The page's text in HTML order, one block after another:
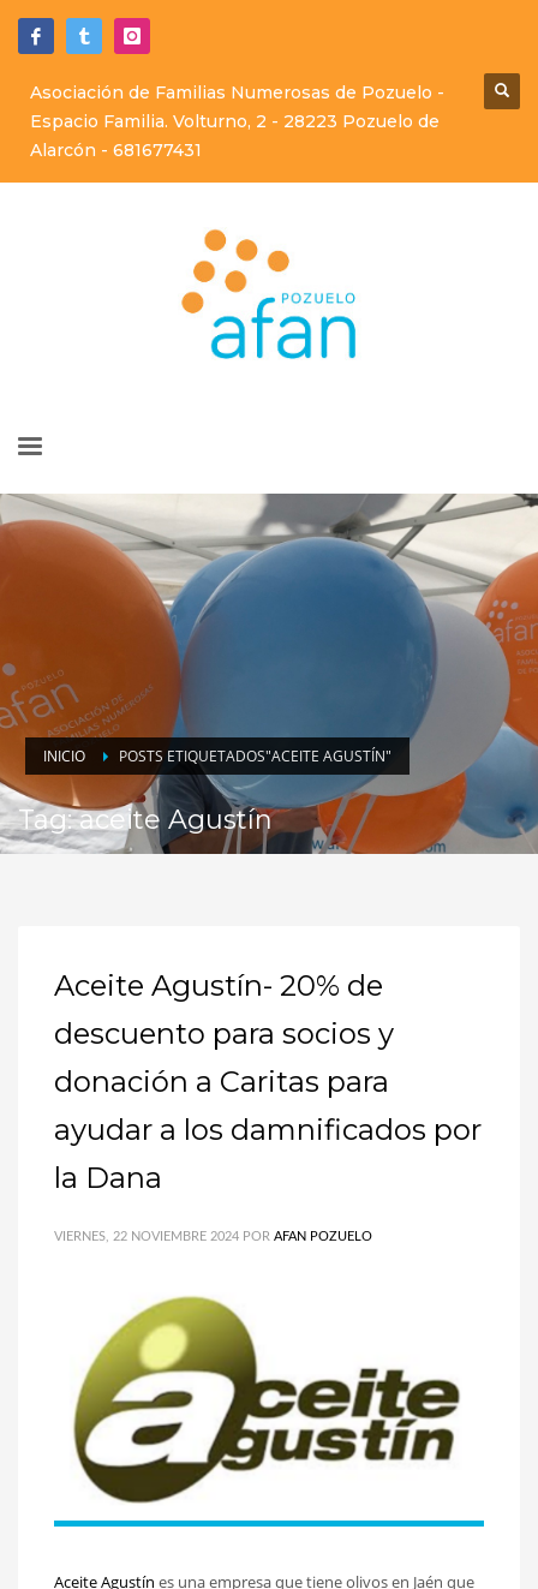
Asociación de Familias Numerosas de Pozuelo -
Espacio Familia. Volturno, 2 - 28223 Pozuelo de
Alarcón - 681677431
INICIO POSTS ETIQUETADOS"ACEITE AGUSTÍN"
Tag: aceite Agustín
Aceite Agustín- 20% de
descuento para socios y
donación a Caritas para
ayudar a los damnificados por
la Dana
VIERNES, 22 NOVIEMBRE 2024 POR AFAN POZUELO
Aceite Agustín es una empresa que tiene olivos en Jaén que